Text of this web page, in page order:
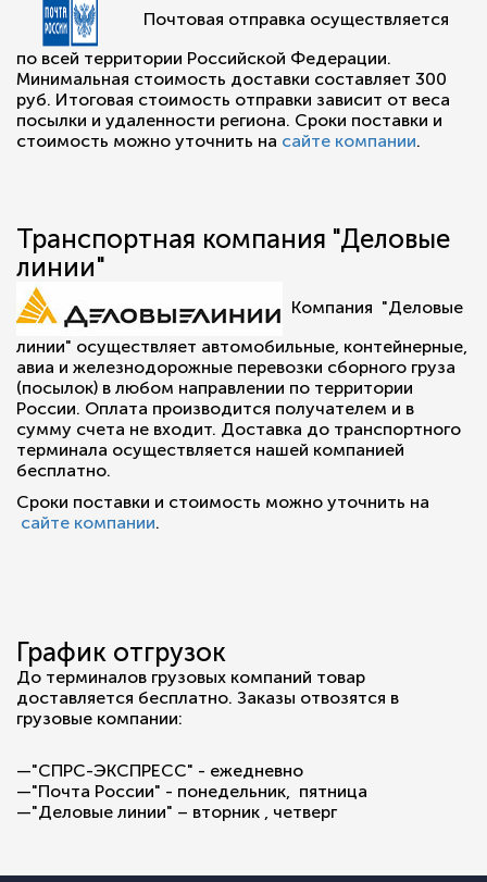
Почтовая отправка осуществляется
по всей территории Российской Федерации.
Минимальная стоимость доставки составляет 300
руб. Итоговая стоимость отправки зависит от веса
посылки и удаленности региона. Сроки поставки и
стоимость можно уточнить на сайте компании.
Транспортная компания "Деловые
линии"
Компания "Деловые
линии" осуществляет автомобильные, контейнерные,
авиа и железнодорожные перевозки сборного груза
(посылок) в любом направлении по территории
России. Оплата производится получателем и в
сумму счета не входит. Доставка до транспортного
терминала осуществляется нашей компанией
бесплатно.
Сроки поставки и стоимость можно уточнить на
сайте компании.
График отгрузок
До терминалов грузовых компаний товар
доставляется бесплатно. Заказы отвозятся в
грузовые компании:
—"СПРС-ЭКСПРЕСС" - ежедневно
—"Почта России" - понедельник, пятница
—"Деловые линии" – вторник , четверг